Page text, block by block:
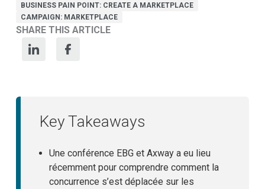
BUSINESS PAIN POINT: CREATE A MARKETPLACE
CAMPAIGN: MARKETPLACE
SHARE THIS ARTICLE
Key Takeaways
Une conférence EBG et Axway a eu lieu
récemment pour comprendre comment la
concurrence s’est déplacée sur les